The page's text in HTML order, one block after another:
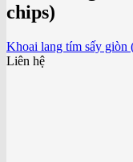
chips)
Khoai lang tím sấy giòn
Liên hệ